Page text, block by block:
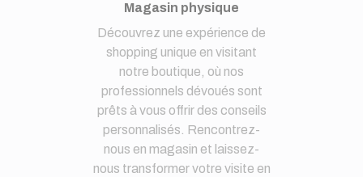
Magasin physique
Découvrez une expérience de
shopping unique en visitant
notre boutique, où nos
professionnels dévoués sont
prêts à vous offrir des conseils
personnalisés. Rencontrez-
nous en magasin et laissez-
nous transformer votre visite en